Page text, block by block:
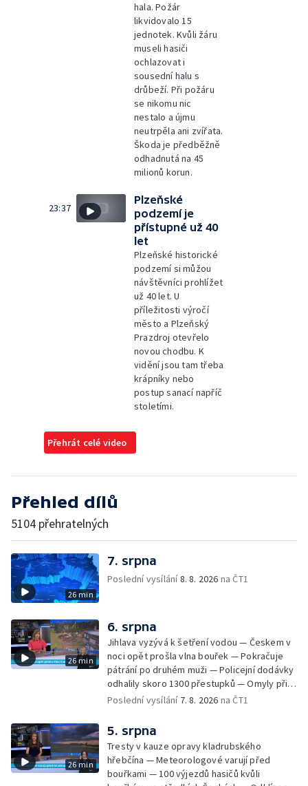
hala. Požár
likvidovalo 15
jednotek. Kvůli žáru
museli hasiči
ochlazovat i
sousední halu s
drůbeží. Při požáru
se nikomu nic
nestalo a újmu
neutrpěla ani zvířata.
Škoda je předběžně
odhadnutá na 45
milionů korun.
23:37
Plzeňské
podzemí je
přístupné už 40
let
Plzeňské historické
podzemí si můžou
návštěvníci prohlížet
už 40 let. U
příležitosti výročí
město a Plzeňský
Prazdroj otevřelo
novou chodbu. K
vidění jsou tam třeba
krápníky nebo
postup sanací napříč
stoletími.
Přehrát celé video
Přehled dílů
5104 přehratelných
26 min
7. srpna
Poslední vysílání8. 8. 2026 na ČT1
26 min
6. srpna
Jihlava vyzývá k šetření vodou — Českem v
noci opět prošla vlna bouřek — Pokračuje
pátrání po druhém muži — Policejní dodávky
odhalily skoro 1300 přestupků — Omyly při
nouzovém volání o pomoc — Hradec Králové
rekord v hromadném seskoku parašutistů —
Chovné rybníky na Českolipsku pustoší
vydry — Instalace nové sochy v Mariánských
Lázních — Sedmiletý trest za dotační
podvod s projektem Technologického parku
Poslední vysílání 7. 8. 2026 na ČT1
26 min
5. srpna
Tresty v kauze opravy kladrubského
hřebčína — Meteorologové varují před
bouřkami — 100 výjezdů hasičů kvůli